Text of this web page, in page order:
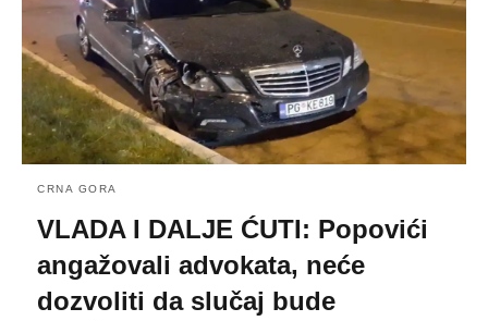
CRNA GORA
VLADA I DALJE ĆUTI: Popovići
angažovali advokata, neće
dozvoliti da slučaj bude